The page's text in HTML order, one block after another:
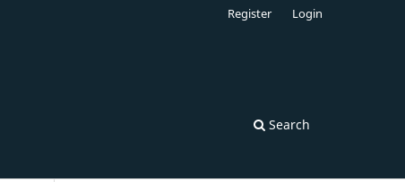
Search
Register Login